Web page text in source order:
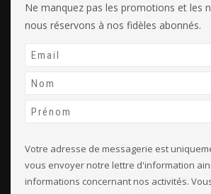
Ne manquez pas les promotions et les
nous réservons à nos fidèles abonnés.
Votre adresse de messagerie est
vous envoyer notre lettre d'information
informations concernant nos activités.